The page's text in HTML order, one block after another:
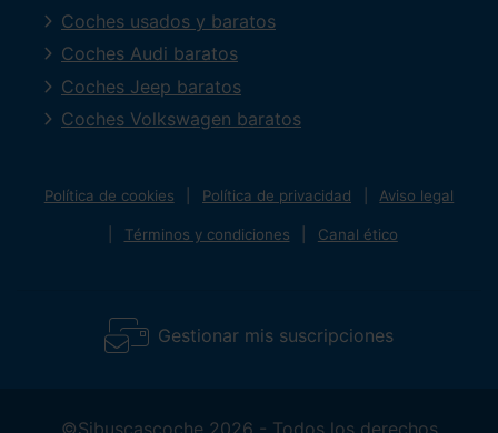
Coches usados y baratos
Coches Audi baratos
Coches Jeep baratos
Coches Volkswagen baratos
Política de cookies Política de privacidad Aviso legal
Términos y condiciones Canal ético
Gestionar mis suscripciones